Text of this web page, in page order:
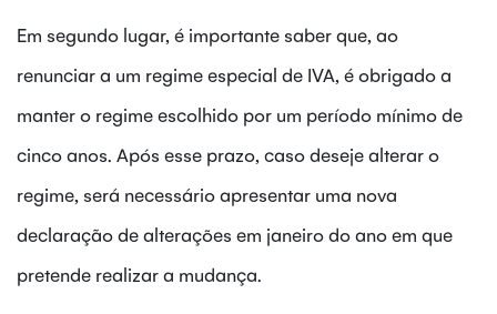
Em segundo lugar, é importante saber que, ao
renunciar a um regime especial de IVA, é obrigado a
manter o regime escolhido por um período mínimo de
cinco anos. Após esse prazo, caso deseje alterar o
regime, será necessário apresentar uma nova
declaração de alterações em janeiro do ano em que
pretende realizar a mudança.